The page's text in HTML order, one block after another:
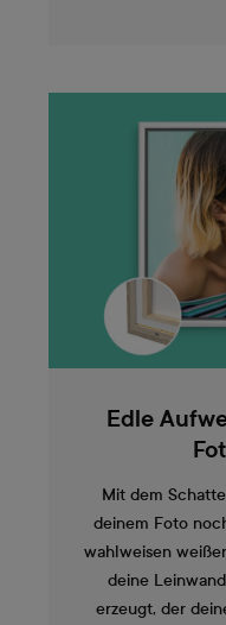
Edle
Mit dem
deinem Foto
wahlweisen
deine
erzeugt, der